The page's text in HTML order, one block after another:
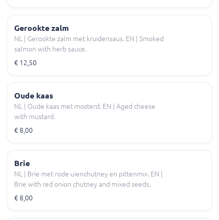
Gerookte zalm
NL | Gerookte zalm met kruidensaus. EN | Smoked
salmon with herb sauce.
€ 12,50
Oude kaas
NL | Oude kaas met mosterd. EN | Aged cheese
with mustard.
€ 8,00
Brie
NL | Brie met rode uienchutney en pittenmix. EN |
Brie with red onion chutney and mixed seeds.
€ 8,00